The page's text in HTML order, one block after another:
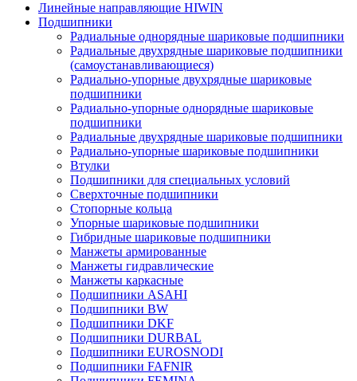
Линейные направляющие HIWIN
Подшипники
Радиальные однорядные шариковые подшипники
Радиальные двухрядные шариковые подшипники
(самоустанавливающиеся)
Радиально-упорные двухрядные шариковые
подшипники
Радиально-упорные однорядные шариковые
подшипники
Радиальные двухрядные шариковые подшипники
Радиально-упорные шариковые подшипники
Втулки
Подшипники для специальных условий
Сверхточные подшипники
Стопорные кольца
Упорные шариковые подшипники
Гибридные шариковые подшипники
Манжеты армированные
Манжеты гидравлические
Манжеты каркасные
Подшипники ASAHI
Подшипники BW
Подшипники DKF
Подшипники DURBAL
Подшипники EUROSNODI
Подшипники FAFNIR